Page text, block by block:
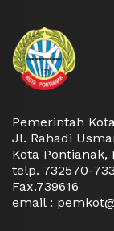
Pemerintah
Jl. Rahadi
Kota Pontianak,
telp. 732570-
Fax.739616
email :